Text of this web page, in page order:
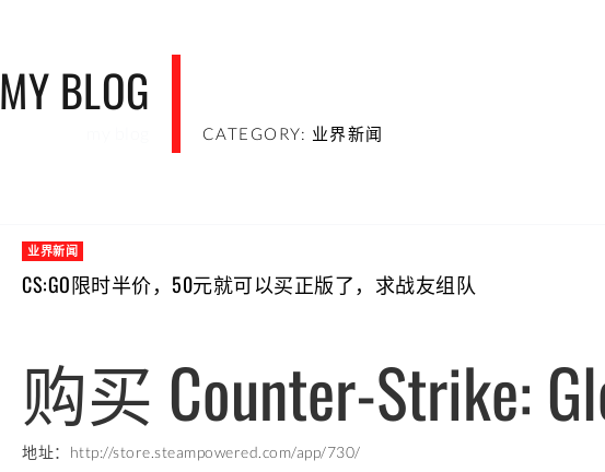
MY BLOG
CATEGORY: 业界新闻
业界新闻
CS:GO限时半价，50元就可以买正版了，求战友组队
购买 Counter-Strike:
地址：http://store.steampowered.com/app/730/